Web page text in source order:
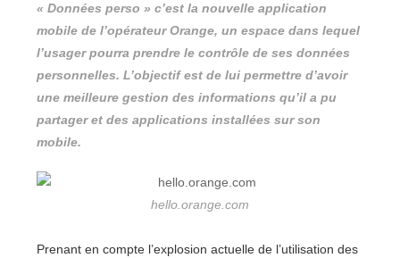
« Données perso » c’est la nouvelle application
mobile de l’opérateur Orange, un espace dans lequel
l’usager pourra prendre le contrôle de ses données
personnelles. L’objectif est de lui permettre d’avoir
une meilleure gestion des informations qu’il a pu
partager et des applications installées sur son
mobile.
hello.orange.com
Prenant en compte l’explosion actuelle de l’utilisation des